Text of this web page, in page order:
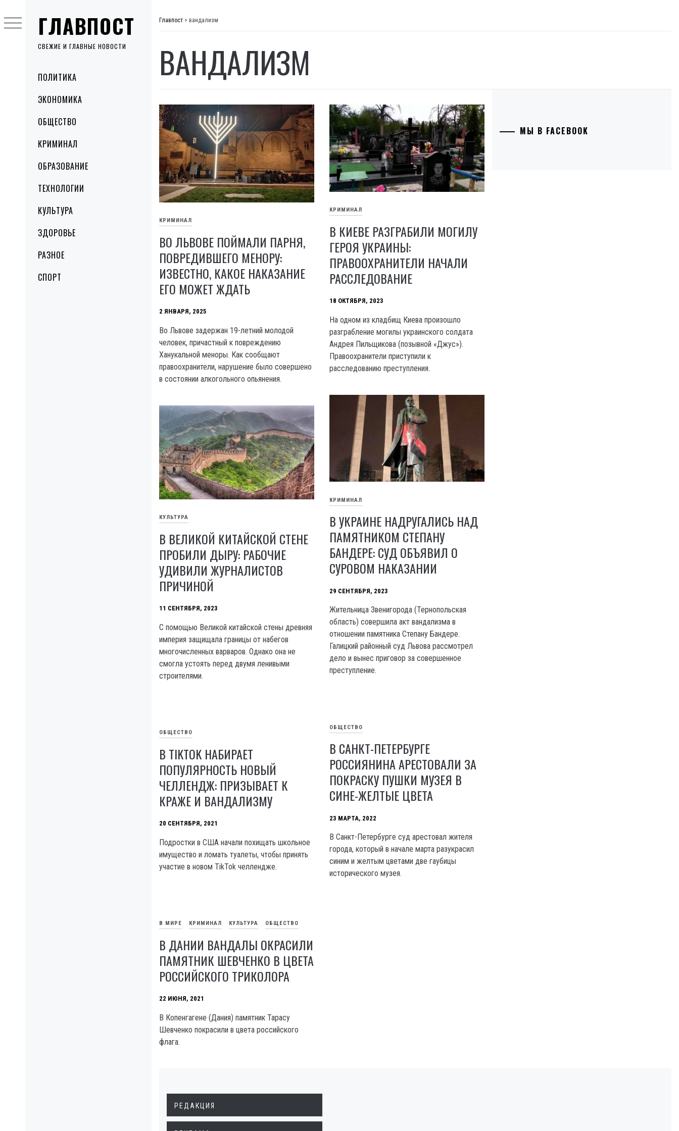
ГЛАВПОСТ
СВЕЖИЕ И ГЛАВНЫЕ НОВОСТИ
MenuПОЛИТИКА
ЭКОНОМИКА
ОБЩЕСТВО
КРИМИНАЛ
ОБРАЗОВАНИЕ
ТЕХНОЛОГИИ
КУЛЬТУРА
ЗДОРОВЬЕ
РАЗНОЕ
СПОРТ
to
content
Главпост > вандализм
ВАНДАЛИЗМ
КРИМИНАЛ
ВО ЛЬВОВЕ ПОЙМАЛИ ПАРНЯ,
ПОВРЕДИВШЕГО МЕНОРУ:
ИЗВЕСТНО, КАКОЕ НАКАЗАНИЕ
ЕГО МОЖЕТ ЖДАТЬ
2 ЯНВАРЯ, 2025
Во Львове задержан 19-летний молодой
человек, причастный к повреждению
Ханукальной меноры. Как сообщают
правоохранители, нарушение было совершено
в состоянии алкогольного опьянения.
КРИМИНАЛ
В КИЕВЕ РАЗГРАБИЛИ МОГИЛУ
ГЕРОЯ УКРАИНЫ:
ПРАВООХРАНИТЕЛИ НАЧАЛИ
РАССЛЕДОВАНИЕ
18 ОКТЯБРЯ, 2023
Ha одном из кладбищ Киева произошло
разграбление могилы украинского солдата
Андрея Пильщикова (позывной «Джус»).
Правоохранители приступили к
расследованию преступления.
КРИМИНАЛ
В УКРАИНЕ НАДРУГАЛИСЬ НАД
ПАМЯТНИКОМ СТЕПАНУ
БАНДЕРЕ: СУД ОБЪЯВИЛ О
СУРОВОМ НАКАЗАНИИ
29 СЕНТЯБРЯ, 2023
Жительница Звенигорода (Тернопольская
область) совершила акт вандализма в
отношении памятника Степану Бандере.
Галицкий районный суд Львова рассмотрел
дело и вынес приговор за совершенное
преступление.
КУЛЬТУРА
В ВЕЛИКОЙ КИТАЙСКОЙ СТЕНЕ
ПРОБИЛИ ДЫРУ: РАБОЧИЕ
УДИВИЛИ ЖУРНАЛИСТОВ
ПРИЧИНОЙ
11 СЕНТЯБРЯ, 2023
С помощью Великой китайской стены древняя
империя защищала границы от набегов
многочисленных варваров. Однако она не
смогла устоять перед двумя ленивыми
строителями.
ОБЩЕСТВО
В САНКТ-ПЕТЕРБУРГЕ
РОССИЯНИНА АРЕСТОВАЛИ ЗА
ПОКРАСКУ ПУШКИ МУЗЕЯ В
СИНЕ-ЖЕЛТЫЕ ЦВЕТА
23 МАРТА, 2022
В Санкт-Петербурге суд арестовал жителя
города, который в начале марта разукрасил
синим и желтым цветами две гаубицы
исторического музея.
ОБЩЕСТВО
В TIKTOK НАБИРАЕТ
ПОПУЛЯРНОСТЬ НОВЫЙ
ЧЕЛЛЕНДЖ: ПРИЗЫВАЕТ К
КРАЖЕ И ВАНДАЛИЗМУ
20 СЕНТЯБРЯ, 2021
Подростки в США начали похищать школьное
имущество и ломать туалеты, чтобы принять
участие в новом TikTok челлендже.
В МИРЕ КРИМИНАЛ КУЛЬТУРА ОБЩЕСТВО
В ДАНИИ ВАНДАЛЫ ОКРАСИЛИ
ПАМЯТНИК ШЕВЧЕНКО В ЦВЕТА
РОССИЙСКОГО ТРИКОЛОРА
22 ИЮНЯ, 2021
В Копенгагене (Дания) памятник Тарасу
Шевченко покрасили в цвета российского
флага.
МЫ В FACEBOOK
РЕДАКЦИЯ